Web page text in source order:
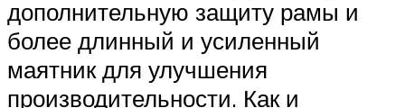
дополнительную защиту рамы и
более длинный и усиленный
маятник для улучшения
производительности. Как и